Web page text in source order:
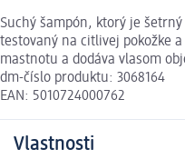
Suchý šampón, ktorý je
testovaný na citlivej pokožke
mastnotu a dodáva vlasom
dm-číslo produktu: 3068164
EAN: 5010724000762
Vlastnosti